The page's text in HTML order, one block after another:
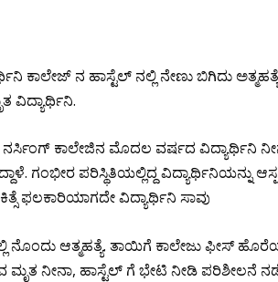
ಕಾಲೇಜ್ ನ ಹಾಸ್ಟೆಲ್ ನಲ್ಲಿ ನೇಣು ಬಿಗಿದು
ವಿದ್ಯಾರ್ಥಿನಿ.
ಕಾಲೇಜಿನ ಮೊದಲ ವರ್ಷದ ವಿದ್ಯಾರ್ಥಿನಿ
ಗಂಭೀರ ಪರಿಸ್ಥಿತಿಯಲ್ಲಿದ್ದ ವಿದ್ಯಾರ್ಥಿನಿಯನ್ನು
ಫಲಕಾರಿಯಾಗದೇ ವಿದ್ಯಾರ್ಥಿನಿ ಸಾವು
ನೊಂದು ಆತ್ಮಹತ್ಯೆ. ತಾಯಿಗೆ ಕಾಲೇಜು ಫೀಸ್
ಮೃತ ನೀನಾ, ಹಾಸ್ಟೆಲ್ ಗೆ ಭೇಟಿ ನೀಡಿ